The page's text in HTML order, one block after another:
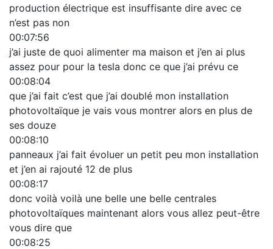
production électrique est insuffisante dire avec ce
n’est pas non
00:07:56
j’ai juste de quoi alimenter ma maison et j’en ai plus
assez pour pour la tesla donc ce que j’ai prévu ce
00:08:04
que j’ai fait c’est que j’ai doublé mon installation
photovoltaïque je vais vous montrer alors en plus de
ses douze
00:08:10
panneaux j’ai fait évoluer un petit peu mon installation
et j’en ai rajouté 12 de plus
00:08:17
donc voilà voilà une belle une belle centrales
photovoltaïques maintenant alors vous allez peut-être
vous dire que
00:08:25